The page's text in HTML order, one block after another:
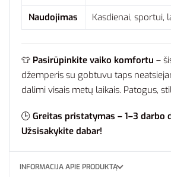
Naudojimas
Kasdienai, sportui,
👕 Pasirūpinkite vaiko komfortu –
džemperis su gobtuvu taps
dalimi visais metų laikais. Patogus,
🕒 Greitas pristatymas – 1–3 darbo
Užsisakykite dabar!
INFORMACIJA APIE PRODUKTĄ